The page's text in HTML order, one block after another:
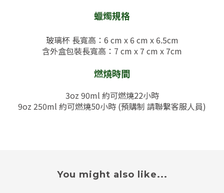
蠟燭規格
玻璃杯 長寬高：6 cm x 6 cm x 6.5cm
含外盒包裝長寬高：7 cm x 7 cm x 7cm
燃燒時間
3oz 90ml 約可燃燒22小時
9oz 250ml 約可燃燒50小時 (預購制 請聯繫客服人員)
You might also like...